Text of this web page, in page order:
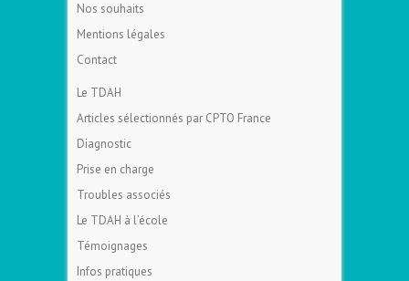
Nos souhaits
Mentions légales
Contact
Le TDAH
Articles sélectionnés par CPTO France
Diagnostic
Prise en charge
Troubles associés
Le TDAH à l’école
Témoignages
Infos pratiques